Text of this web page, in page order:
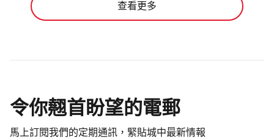
查看更多
令你翹首盼望的電郵
馬上訂閱我們的定期通訊，緊貼城中最新情報